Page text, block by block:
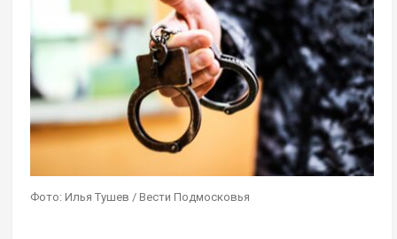
Фото: Илья Тушев / Вести Подмосковья